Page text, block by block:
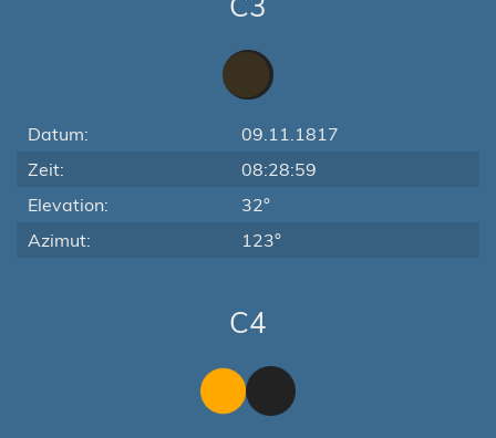
Datum:
09.11.1817
Zeit:
08:28:59
Elevation:
32°
Azimut:
123°
C4